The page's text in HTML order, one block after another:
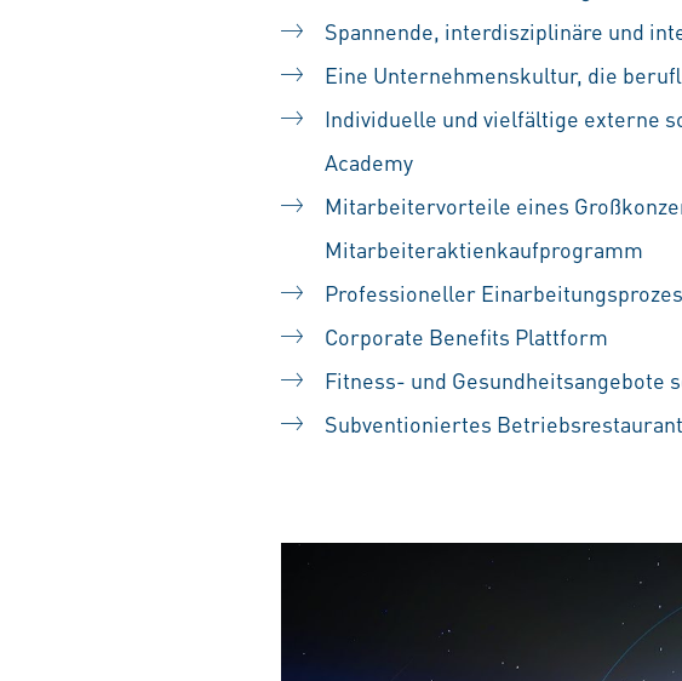
Spannende, interdisziplinäre und
Eine Unternehmenskultur, die
Individuelle und vielfältige externe
Academy
Mitarbeitervorteile eines
Mitarbeiteraktienkaufprogramm
Professioneller
Corporate Benefits Plattform
Fitness- und Gesundheitsangebote
Subventioniertes